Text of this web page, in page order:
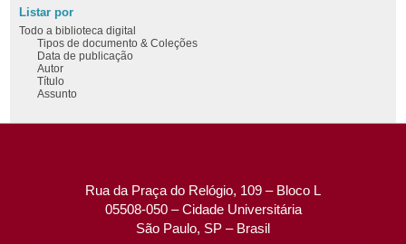
Listar por
Todo a biblioteca digital
Tipos de documento & Coleções
Data de publicação
Autor
Título
Assunto
Rua da Praça do Relógio, 109 – Bloco L
05508-050 – Cidade Universitária
São Paulo, SP – Brasil